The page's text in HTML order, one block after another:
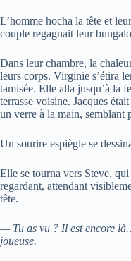
L’homme hocha la tête et
couple regagnait leur
Dans leur chambre, la
leurs corps. Virginie s’étira
tamisée. Elle alla jusqu’à la
terrasse voisine. Jacques
un verre à la main, semblant
Un sourire espiègle se
Elle se tourna vers Steve,
regardant, attendant
tête.
— Tu as vu ? Il est encore
joueuse.